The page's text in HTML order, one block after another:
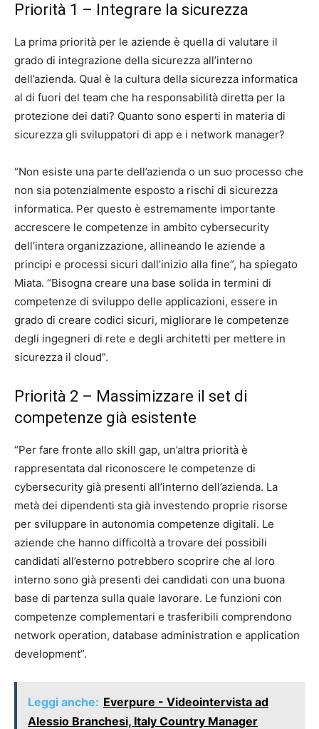
Priorità 1 – Integrare la sicurezza
La prima priorità per le aziende è quella di valutare il
grado di integrazione della sicurezza all’interno
dell’azienda. Qual è la cultura della sicurezza informatica
al di fuori del team che ha responsabilità diretta per la
protezione dei dati? Quanto sono esperti in materia di
sicurezza gli sviluppatori di app e i network manager?
“Non esiste una parte dell’azienda o un suo processo che
non sia potenzialmente esposto a rischi di sicurezza
informatica. Per questo è estremamente importante
accrescere le competenze in ambito cybersecurity
dell’intera organizzazione, allineando le aziende a
principi e processi sicuri dall’inizio alla fine”, ha spiegato
Miata. “Bisogna creare una base solida in termini di
competenze di sviluppo delle applicazioni, essere in
grado di creare codici sicuri, migliorare le competenze
degli ingegneri di rete e degli architetti per mettere in
sicurezza il cloud”.
Priorità 2 – Massimizzare il set di
competenze già esistente
“Per fare fronte allo skill gap, un’altra priorità è
rappresentata dal riconoscere le competenze di
cybersecurity già presenti all’interno dell’azienda. La
metà dei dipendenti sta già investendo proprie risorse
per sviluppare in autonomia competenze digitali. Le
aziende che hanno difficoltà a trovare dei possibili
candidati all’esterno potrebbero scoprire che al loro
interno sono già presenti dei candidati con una buona
base di partenza sulla quale lavorare. Le funzioni con
competenze complementari e trasferibili comprendono
network operation, database administration e application
development”.
Leggi anche: Everpure - Videointervista ad
Alessio Branchesi, Italy Country Manager